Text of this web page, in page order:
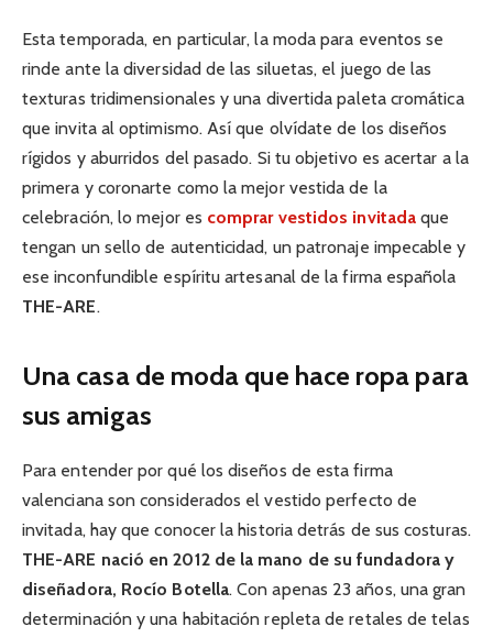
Esta temporada, en particular, la moda para eventos se
rinde ante la diversidad de las siluetas, el juego de las
texturas tridimensionales y una divertida paleta cromática
que invita al optimismo. Así que olvídate de los diseños
rígidos y aburridos del pasado. Si tu objetivo es acertar a la
primera y coronarte como la mejor vestida de la
celebración, lo mejor es comprar vestidos invitada que
tengan un sello de autenticidad, un patronaje impecable y
ese inconfundible espíritu artesanal de la firma española
THE-ARE.
Una casa de moda que hace ropa para
sus amigas
Para entender por qué los diseños de esta firma
valenciana son considerados el vestido perfecto de
invitada, hay que conocer la historia detrás de sus costuras.
THE-ARE nació en 2012 de la mano de su fundadora y
diseñadora, Rocío Botella. Con apenas 23 años, una gran
determinación y una habitación repleta de retales de telas